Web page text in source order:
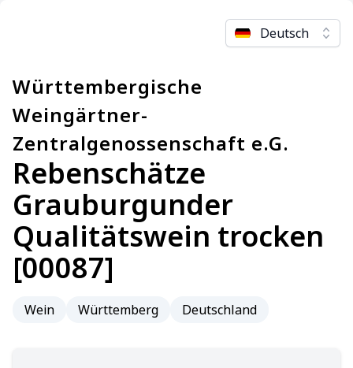
Deutsch
Württembergische
Weingärtner-
Zentralgenossenschaft e.G.
Rebenschätze
Grauburgunder
Qualitätswein trocken
[00087]
Wein Württemberg Deutschland